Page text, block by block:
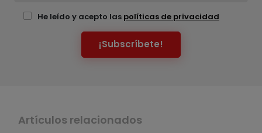
He leído y acepto las políticas de privacidad
¡Subscríbete!
Artículos relacionados